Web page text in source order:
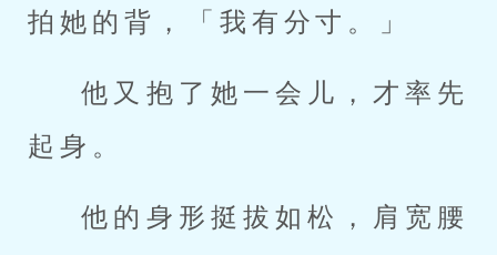
拍她的背，「我有分寸。」
他又抱了她一会儿，才率先
起身。
他的身形挺拔如松，肩宽腰